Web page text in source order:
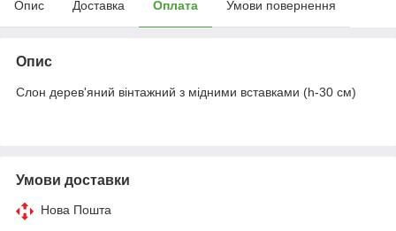
Опис Доставка Оплата Умови повернення
Опис
Слон дерев'яний вінтажний з мідними вставками (h-30 см)
Умови доставки
Нова Пошта